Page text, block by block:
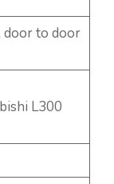
door to door
L300